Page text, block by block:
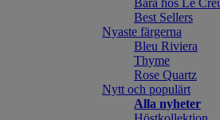
Bara hos Le
Best Sellers
Nyaste färgerna
Bleu Riviera
Thyme
Rose Quartz
Nytt och populärt
Alla nyheter